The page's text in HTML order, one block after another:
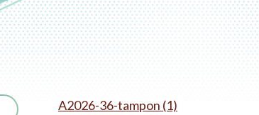
A2026-36-tampon (1)